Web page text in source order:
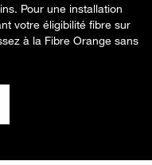
Pour une installation
votre éligibilité fibre sur
à la Fibre Orange sans